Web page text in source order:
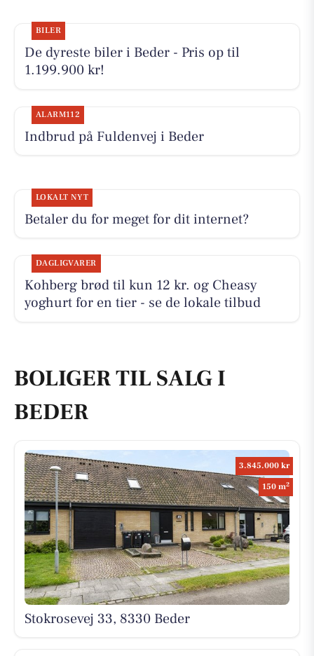
BILER
De dyreste biler i Beder - Pris op til
1.199.900 kr!
ALARM112
Indbrud på Fuldenvej i Beder
LOKALT NYT
Betaler du for meget for dit internet?
DAGLIGVARER
Kohberg brød til kun 12 kr. og Cheasy
yoghurt for en tier - se de lokale tilbud
BOLIGER TIL SALG I
BEDER
3.845.000 kr
150 m2
Stokrosevej 33, 8330 Beder